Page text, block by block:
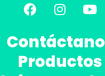
Productos